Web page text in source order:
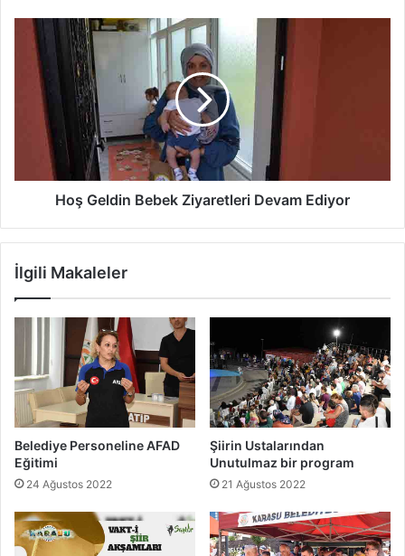
Hoş
Geldin
Bebek
Ziyaretleri
Devam
Ediyor
Hoş Geldin Bebek Ziyaretleri Devam Ediyor
İlgili Makaleler
Belediye Personeline AFAD
Eğitimi
24 Ağustos 2022
Şiirin Ustalarından
Unutulmaz bir program
21 Ağustos 2022